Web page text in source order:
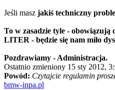
Jeśli masz jakiś techniczny
To w zasadzie tyle -
LITER - będzie się nam miło
Pozdrawiamy - Administracja.
Ostatnio zmieniony 15 sty 2012,
Powód: Czytajcie regulamin
bmw-inpa.pl